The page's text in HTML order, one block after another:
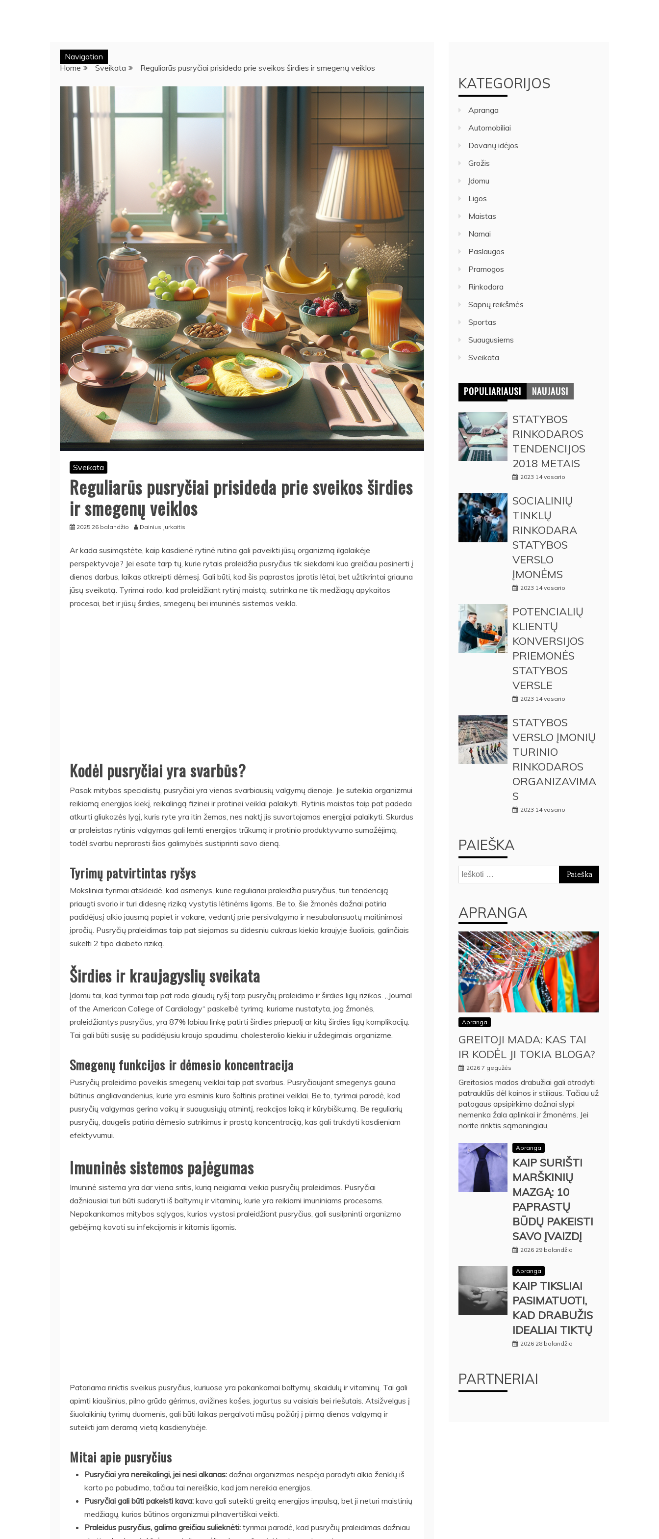
Navigation
Home
Sveikata Reguliarūs pusryčiai prisideda prie sveikos širdies ir smegenų veiklos
Sveikata
Reguliarūs pusryčiai prisideda prie sveikos širdies
ir smegenų veiklos
2025 26 balandžio Dainius Jurkaitis
Ar kada susimąstėte, kaip kasdienė rytinė rutina gali paveikti jūsų organizmą ilgalaikėje
perspektyvoje? Jei esate tarp tų, kurie rytais praleidžia pusryčius tik siekdami kuo greičiau pasinerti į
dienos darbus, laikas atkreipti dėmesį. Gali būti, kad šis paprastas įprotis lėtai, bet užtikrintai griauna
jūsų sveikatą. Tyrimai rodo, kad praleidžiant rytinį maistą, sutrinka ne tik medžiagų apykaitos
procesai, bet ir jūsų širdies, smegenų bei imuninės sistemos veikla.
Kodėl pusryčiai yra svarbūs?
Pasak mitybos specialistų, pusryčiai yra vienas svarbiausių valgymų dienoje. Jie suteikia organizmui
reikiamą energijos kiekį, reikalingą fizinei ir protinei veiklai palaikyti. Rytinis maistas taip pat padeda
atkurti gliukozės lygį, kuris ryte yra itin žemas, nes naktį jis suvartojamas energijai palaikyti. Skurdus
ar praleistas rytinis valgymas gali lemti energijos trūkumą ir protinio produktyvumo sumažėjimą,
todėl svarbu neprarasti šios galimybės sustiprinti savo dieną.
Tyrimų patvirtintas ryšys
Moksliniai tyrimai atskleidė, kad asmenys, kurie reguliariai praleidžia pusryčius, turi tendenciją
priaugti svorio ir turi didesnę riziką vystytis lėtinėms ligoms. Be to, šie žmonės dažnai patiria
padidėjusį alkio jausmą popiet ir vakare, vedantį prie persivalgymo ir nesubalansuotų maitinimosi
įpročių. Pusryčių praleidimas taip pat siejamas su didesniu cukraus kiekio kraujyje šuoliais, galinčiais
sukelti 2 tipo diabeto riziką.
Širdies ir kraujagyslių sveikata
Įdomu tai, kad tyrimai taip pat rodo glaudų ryšį tarp pusryčių praleidimo ir širdies ligų rizikos. „Journal
of the American College of Cardiology“ paskelbė tyrimą, kuriame nustatyta, jog žmonės,
praleidžiantys pusryčius, yra 87% labiau linkę patirti širdies priepuolį ar kitų širdies ligų komplikacijų.
Tai gali būti susiję su padidėjusiu kraujo spaudimu, cholesterolio kiekiu ir uždegimais organizme.
Smegenų funkcijos ir dėmesio koncentracija
Pusryčių praleidimo poveikis smegenų veiklai taip pat svarbus. Pusryčiaujant smegenys gauna
būtinus angliavandenius, kurie yra esminis kuro šaltinis protinei veiklai. Be to, tyrimai parodė, kad
pusryčių valgymas gerina vaikų ir suaugusiųjų atmintį, reakcijos laiką ir kūrybiškumą. Be reguliarių
pusryčių, daugelis patiria dėmesio sutrikimus ir prastą koncentraciją, kas gali trukdyti kasdieniam
efektyvumui.
Imuninės sistemos pajėgumas
Imuninė sistema yra dar viena sritis, kurią neigiamai veikia pusryčių praleidimas. Pusryčiai
dažniausiai turi būti sudaryti iš baltymų ir vitaminų, kurie yra reikiami imuniniams procesams.
Nepakankamos mitybos sąlygos, kurios vystosi praleidžiant pusryčius, gali susilpninti organizmo
gebėjimą kovoti su infekcijomis ir kitomis ligomis.
Patariama rinktis sveikus pusryčius, kuriuose yra pakankamai baltymų, skaidulų ir vitaminų. Tai gali
apimti kiaušinius, pilno grūdo gėrimus, avižines košes, jogurtus su vaisiais bei riešutais. Atsižvelgus į
šiuolaikinių tyrimų duomenis, gali būti laikas pergalvoti mūsų požiūrį į pirmą dienos valgymą ir
suteikti jam deramą vietą kasdienybėje.
Mitai apie pusryčius
Pusryčiai yra nereikalingi, jei nesi alkanas: dažnai organizmas nespėja parodyti alkio ženklų iš
karto po pabudimo, tačiau tai nereiškia, kad jam nereikia energijos.
Pusryčiai gali būti pakeisti kava: kava gali suteikti greitą energijos impulsą, bet ji neturi maistinių
medžiagų, kurios būtinos organizmui pilnavertiškai veikti.
Praleidus pusryčius, galima greičiau sulieknėti: tyrimai parodė, kad pusryčių praleidimas dažniau
KATEGORIJOS
Apranga
Automobiliai
Dovanų idėjos
Grožis
Įdomu
Ligos
Maistas
Namai
Paslaugos
Pramogos
Rinkodara
Sapnų reikšmės
Sportas
Suaugusiems
Sveikata
POPULIARIAUSI NAUJAUSI
STATYBOS
RINKODAROS
TENDENCIJOS
2018 METAIS
2023 14 vasario
SOCIALINIŲ
TINKLŲ
RINKODARA
STATYBOS
VERSLO
ĮMONĖMS
2023 14 vasario
POTENCIALIŲ
KLIENTŲ
KONVERSIJOS
PRIEMONĖS
STATYBOS
VERSLE
2023 14 vasario
STATYBOS
VERSLO ĮMONIŲ
TURINIO
RINKODAROS
ORGANIZAVIMA
S
2023 14 vasario
PAIEŠKA
Ieškoti:
APRANGA
Apranga
GREITOJI MADA: KAS TAI
IR KODĖL JI TOKIA BLOGA?
2026 7 gegužės
Greitosios mados drabužiai gali atrodyti
patrauklūs dėl kainos ir stiliaus. Tačiau už
patogaus apsipirkimo dažnai slypi
nemenka žala aplinkai ir žmonėms. Jei
norite rinktis sąmoningiau,
Apranga
KAIP SURIŠTI
MARŠKINIŲ
MAZGĄ: 10
PAPRASTŲ
BŪDŲ PAKEISTI
SAVO ĮVAIZDĮ
2026 29 balandžio
Apranga
KAIP TIKSLIAI
PASIMATUOTI,
KAD DRABUŽIS
IDEALIAI TIKTŲ
2026 28 balandžio
PARTNERIAI